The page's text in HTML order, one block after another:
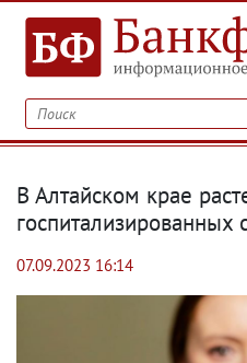
В Алтайском крае
госпитализированных
07.09.2023 16:14